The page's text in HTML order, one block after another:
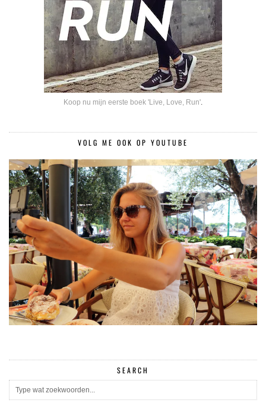
Koop nu mijn eerste boek 'Live, Love, Run'.
VOLG ME OOK OP YOUTUBE
SEARCH